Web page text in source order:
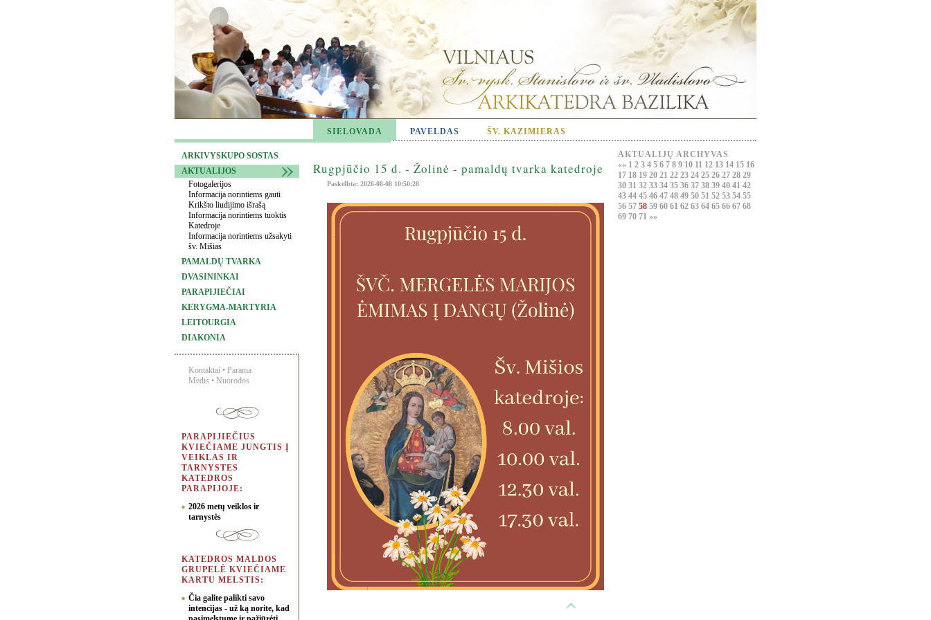
SIELOVADA PAVELDAS ŠV. KAZIMIERAS
ARKIVYSKUPO SOSTAS
AKTUALIJOS
Fotogalerijos
Informacija norintiems gauti
Krikšto liudijimo išrašą
Informacija norintiems tuoktis
Katedroje
Informacija norintiems užsakyti
šv. Mišias
PAMALDŲ TVARKA
DVASININKAI
PARAPIJIEČIAI
KERYGMA-MARTYRIA
LEITOURGIA
DIAKONIA
Kontaktai • Parama
Medis • Nuorodos
PARAPIJIEČIUS
KVIEČIAME JUNGTIS Į
VEIKLAS IR
TARNYSTES
KATEDROS
PARAPIJOJE:
2026 metų veiklos ir
tarnystės
KATEDROS MALDOS
GRUPELĖ KVIEČIAME
KARTU MELSTIS:
Čia galite palikti savo
intencijas - už ką norite, kad
Rugpjūčio 15 d. - Žolinė - pamaldų tvarka katedroje
Paskelbta: 2026-08-08 10:50:28
AKTUALIJŲ ARCHYVAS
«« 1 2 3 4 5 6 7 8 9 10 11 12 13 14 15 16
17 18 19 20 21 22 23 24 25 26 27 28 29
30 31 32 33 34 35 36 37 38 39 40 41 42
43 44 45 46 47 48 49 50 51 52 53 54 55
56 57 58 59 60 61 62 63 64 65 66 67 68
69 70 71 »»